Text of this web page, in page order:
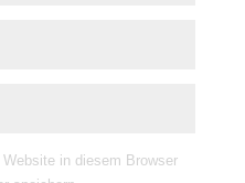
in diesem Browser